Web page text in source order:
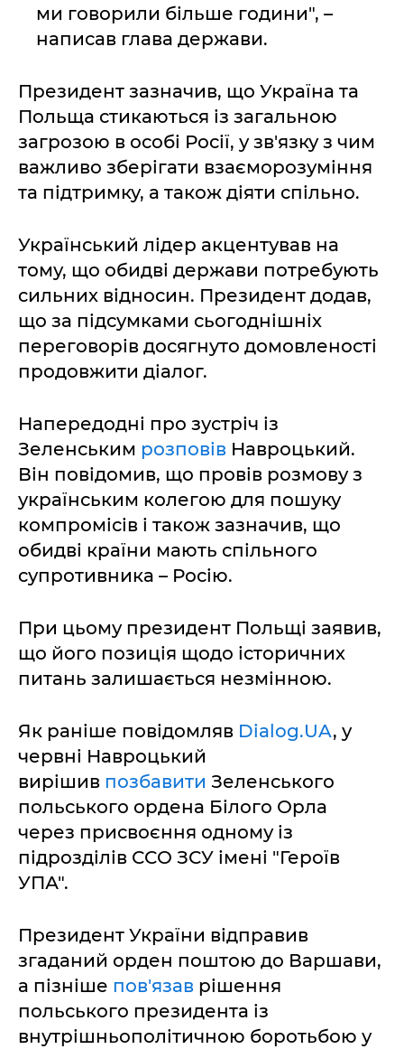
ми говорили більше години", –
написав глава держави.
Президент зазначив, що Україна та
Польща стикаються із загальною
загрозою в особі Росії, у зв'язку з чим
важливо зберігати взаєморозуміння
та підтримку, а також діяти спільно.
Український лідер акцентував на
тому, що обидві держави потребують
сильних відносин. Президент додав,
що за підсумками сьогоднішніх
переговорів досягнуто домовленості
продовжити діалог.
Напередодні про зустріч із
Зеленським розповів Навроцький.
Він повідомив, що провів розмову з
українським колегою для пошуку
компромісів і також зазначив, що
обидві країни мають спільного
супротивника – Росію.
При цьому президент Польщі заявив,
що його позиція щодо історичних
питань залишається незмінною.
Як раніше повідомляв Dialog.UA, у
червні Навроцький
вирішив позбавити Зеленського
польського ордена Білого Орла
через присвоєння одному із
підрозділів ССО ЗСУ імені "Героїв
УПА".
Президент України відправив
згаданий орден поштою до Варшави,
а пізніше пов'язав рішення
польського президента із
внутрішньополітичною боротьбою у